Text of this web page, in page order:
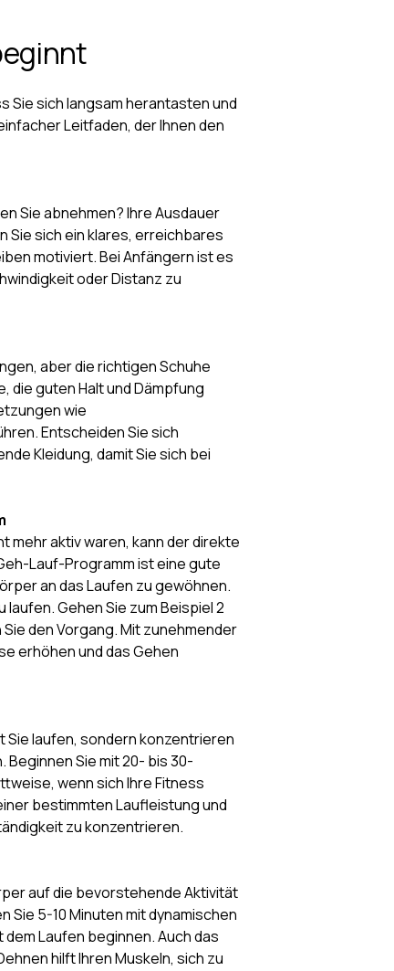
Sie sich langsam herantasten und
Leitfaden, der Ihnen den
Sie abnehmen? Ihre Ausdauer
Sie sich ein klares, erreichbares
motiviert. Bei Anfängern ist es
oder Distanz zu
aber die richtigen Schuhe
die guten Halt und Dämpfung
wie
Entscheiden Sie sich
Kleidung, damit Sie sich bei
mehr aktiv waren, kann der direkte
Lauf-Programm ist eine gute
an das Laufen zu gewöhnen.
Gehen Sie zum Beispiel 2
den Vorgang. Mit zunehmender
erhöhen und das Gehen
Sie laufen, sondern konzentrieren
Beginnen Sie mit 20- bis 30-
wenn sich Ihre Fitness
bestimmten Laufleistung und
zu konzentrieren.
auf die bevorstehende Aktivität
Sie 5-10 Minuten mit dynamischen
Laufen beginnen. Auch das
hilft Ihren Muskeln, sich zu